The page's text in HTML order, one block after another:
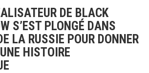
DE BLACK
S’EST PLONGÉ DANS
LA RUSSIE POUR DONNER
HISTOIRE